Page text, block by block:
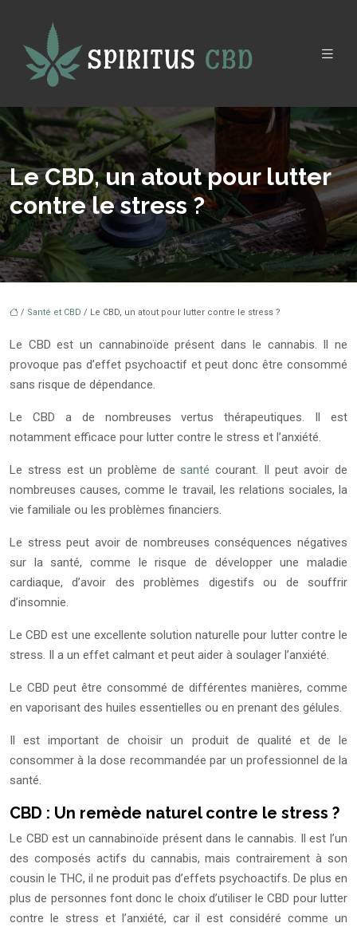
Le CBD, un atout pour lutter
contre le stress ?
/ Santé et CBD / Le CBD, un atout pour lutter contre le stress ?
Le CBD est un cannabinoïde présent dans le cannabis. Il ne
provoque pas d’effet psychoactif et peut donc être consommé
sans risque de dépendance.
Le CBD a de nombreuses vertus thérapeutiques. Il est
notamment efficace pour lutter contre le stress et l’anxiété.
Le stress est un problème de santé courant. Il peut avoir de
nombreuses causes, comme le travail, les relations sociales, la
vie familiale ou les problèmes financiers.
Le stress peut avoir de nombreuses conséquences négatives
sur la santé, comme le risque de développer une maladie
cardiaque, d’avoir des problèmes digestifs ou de souffrir
d’insomnie.
Le CBD est une excellente solution naturelle pour lutter contre le
stress. Il a un effet calmant et peut aider à soulager l’anxiété.
Le CBD peut être consommé de différentes manières, comme
en vaporisant des huiles essentielles ou en prenant des gélules.
Il est important de choisir un produit de qualité et de le
consommer à la dose recommandée par un professionnel de la
santé.
CBD : Un remède naturel contre le stress ?
Le CBD est un cannabinoïde présent dans le cannabis. Il est l’un
des composés actifs du cannabis, mais contrairement à son
cousin le THC, il ne produit pas d’effets psychoactifs. De plus en
plus de personnes font donc le choix d’utiliser le CBD pour lutter
contre le stress et l’anxiété, car il est considéré comme un